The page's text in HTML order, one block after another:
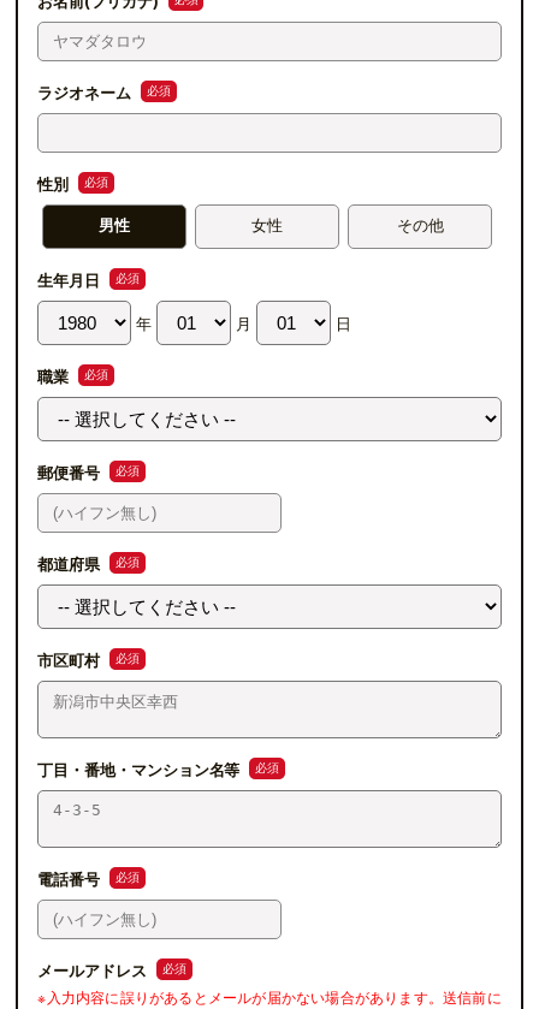
ラジオネーム 必須
性別 必須
男性 女性 その他
生年月日 必須
年 月 日
職業 必須
郵便番号 必須
都道府県 必須
市区町村 必須
丁目・番地・マンション名等 必須
電話番号 必須
メールアドレス 必須
※入力内容に誤りがあるとメールが届かない場合があります。送信前に